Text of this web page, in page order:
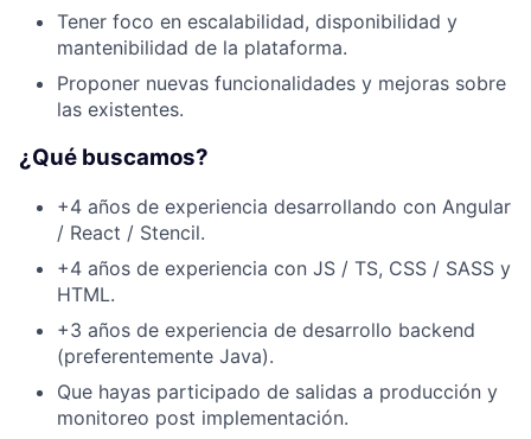
Tener foco en escalabilidad, disponibilidad y
mantenibilidad de la plataforma.
Proponer nuevas funcionalidades y mejoras sobre
las existentes.
¿Qué buscamos?
+4 años de experiencia desarrollando con Angular
/ React / Stencil.
+4 años de experiencia con JS / TS, CSS / SASS y
HTML.
+3 años de experiencia de desarrollo backend
(preferentemente Java).
Que hayas participado de salidas a producción y
monitoreo post implementación.